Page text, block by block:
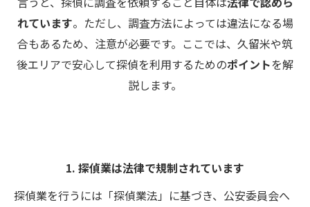
れています。ただし、調査方法によっては違法になる場
合もあるため、注意が必要です。ここでは、久留米や筑
後エリアで安心して探偵を利用するためのポイントを解
説します。
1. 探偵業は法律で規制されています
探偵業を行うには「探偵業法」に基づき、公安委員会へ